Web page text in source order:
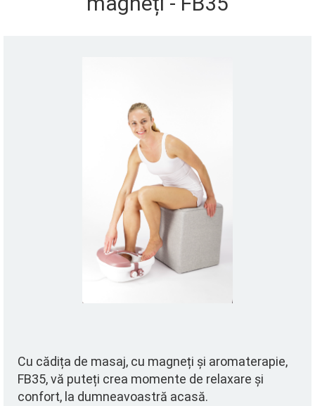
Cu cădița de masaj, cu magneți și aromaterapie,
FB35, vă puteți crea momente de relaxare și
confort, la dumneavoastră acasă.